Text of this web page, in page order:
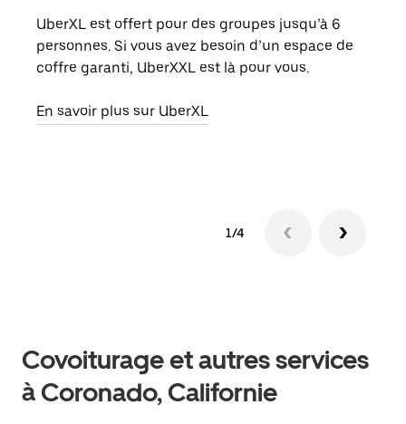
UberXL est offert pour des groupes jusqu’à 6
personnes. Si vous avez besoin d’un espace de
coffre garanti, UberXXL est là pour vous.
En savoir plus sur UberXL
1/4
Covoiturage et autres services
à Coronado, Californie